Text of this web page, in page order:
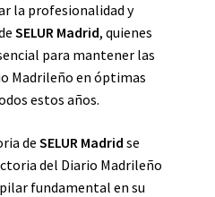
la profesionalidad y
SELUR Madrid, quienes
para mantener las
Madrileño en óptimas
estos años.
de SELUR Madrid se
del Diario Madrileño
fundamental en su